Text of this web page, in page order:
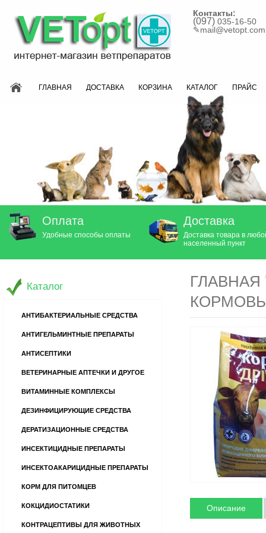
Контакты:
(097) 035-16-50
✎mail@vetopt.com
ГЛАВНАЯ ДОСТАВКА КОРЗИНА КАТАЛОГ ПРАЙС
Оплата
Удобные способы оплаты
Доставка
Доставка товара в
населенный пункт
ГЛАВНАЯ
Описание
Каталог
АНТИБАКТЕРИАЛЬНЫЕ СРЕДСТВА
АНТИГЕЛЬМИНТНЫЕ ПРЕПАРАТЫ
АНТИСЕПТИКИ
ВЕТЕРИНАРНЫЕ АПТЕЧКИ И ДРУГОЕ
ВИТАМИННЫЕ КОМПЛЕКСЫ
ДЕЗИНФИЦИРУЮЩИЕ СРЕДСТВА
ДЕРАТИЗАЦИОННЫЕ СРЕДСТВА
ИНСЕКТИЦИДНЫЕ ПРЕПАРАТЫ
ИНСЕКТОАКАРИЦИДНЫЕ ПРЕПАРАТЫ
КОРМ ДЛЯ ПИТОМЦЕВ
КОКЦИДИОСТАТИКИ
КОНТРАЦЕПТИВЫ ДЛЯ ЖИВОТНЫХ